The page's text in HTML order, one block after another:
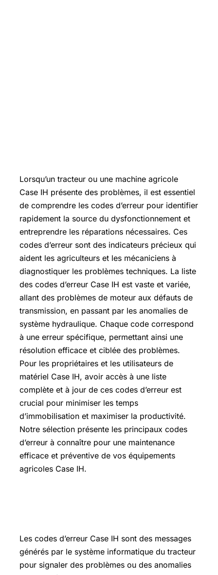
Lorsqu’un tracteur ou une machine agricole
Case IH présente des problèmes, il est essentiel
de comprendre les codes d’erreur pour identifier
rapidement la source du dysfonctionnement et
entreprendre les réparations nécessaires. Ces
codes d’erreur sont des indicateurs précieux qui
aident les agriculteurs et les mécaniciens à
diagnostiquer les problèmes techniques. La liste
des codes d’erreur Case IH est vaste et variée,
allant des problèmes de moteur aux défauts de
transmission, en passant par les anomalies de
système hydraulique. Chaque code correspond
à une erreur spécifique, permettant ainsi une
résolution efficace et ciblée des problèmes.
Pour les propriétaires et les utilisateurs de
matériel Case IH, avoir accès à une liste
complète et à jour de ces codes d’erreur est
crucial pour minimiser les temps
d’immobilisation et maximiser la productivité.
Notre sélection présente les principaux codes
d’erreur à connaître pour une maintenance
efficace et préventive de vos équipements
agricoles Case IH.
Les codes d’erreur Case IH sont des messages
générés par le système informatique du tracteur
pour signaler des problèmes ou des anomalies